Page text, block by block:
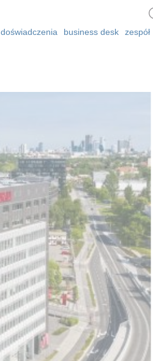
doświadczenia business desk zespół